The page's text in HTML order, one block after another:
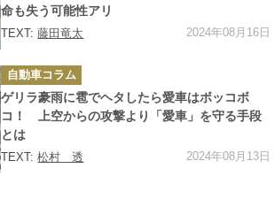
命も失う可能性アリ
TEXT:藤田竜太 2024年08月16日
カ
テ
ゴ
リ
ー
自動車コラム
ゲリラ豪雨に雹でヘタしたら愛車はボッコボ
コ！ 上空からの攻撃より「愛車」を守る手段
とは
TEXT:松村 透 2024年08月13日